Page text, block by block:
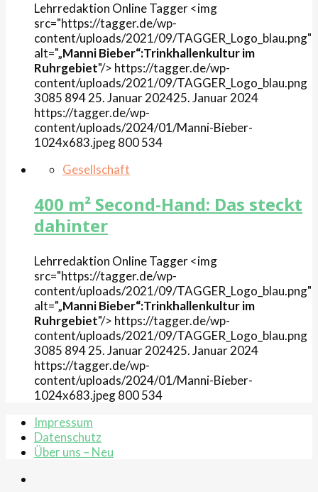
Lehrredaktion OnlineTagger<img
src="https://tagger.de/wp-
content/uploads/2021/09/TAGGER_Logo_blau.png"
alt="„Manni Bieber“:Trinkhallenkultur im
Ruhrgebiet"/> https://tagger.de/wp-
content/uploads/2021/09/TAGGER_Logo_blau.png
3085 89425. Januar 202425. Januar 2024
https://tagger.de/wp-
content/uploads/2024/01/Manni-Bieber-
1024x683.jpeg800534
Gesellschaft
400 m² Second-Hand: Das steckt
dahinter
Lehrredaktion OnlineTagger<img
src="https://tagger.de/wp-
content/uploads/2021/09/TAGGER_Logo_blau.png"
alt="„Manni Bieber“:Trinkhallenkultur im
Ruhrgebiet"/> https://tagger.de/wp-
content/uploads/2021/09/TAGGER_Logo_blau.png
3085 89425. Januar 202425. Januar 2024
https://tagger.de/wp-
content/uploads/2024/01/Manni-Bieber-
1024x683.jpeg800534
Impressum
Datenschutz
Über uns – Neu